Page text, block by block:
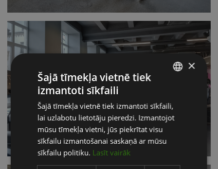
ENGLISH
RUSSIAN
×
Šajā tīmekļa vietnē tiek
izmantoti sīkfaili
Šajā tīmekļa vietnē tiek izmantoti sīkfaili,
lai uzlabotu lietotāju pieredzi. Izmantojot
mūsu tīmekļa vietni, jūs piekrītat visu
sīkfailu izmantošanai saskaņā ar mūsu
sīkfailu politiku. Lasīt vairāk